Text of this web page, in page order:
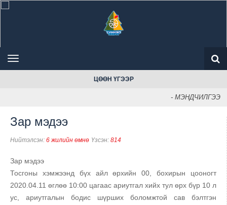
ЦӨӨН ҮГЭЭР
- МЭНДЧИЛГЭЭ
Зар мэдээ
Нийтэлсэн: 6 жилийн өмнө Үзсэн: 814
Зар мэдээ
Тосгоны хэмжээнд бүх айл өрхийн 00, бохирын цооногт
2020.04.11 өглөө 10:00 цагаас ариутгал хийх тул өрх бүр 10 л
ус, ариутгалын бодис шүрших боломжтой сав бэлтгэн